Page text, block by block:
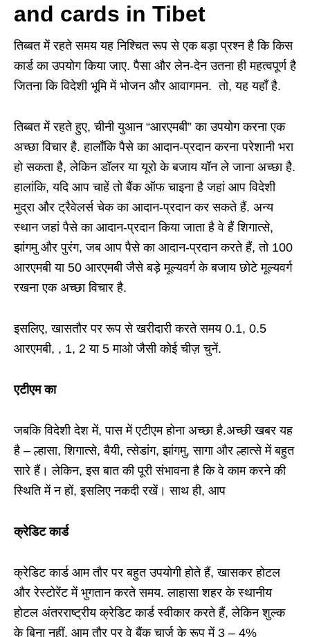
and cards in Tibet
तिब्बत में रहते समय यह निश्चित रूप से एक बड़ा प्रश्न है कि किस
कार्ड का उपयोग किया जाए. पैसा और लेन-देन उतना ही महत्वपूर्ण है
जितना कि विदेशी भूमि में भोजन और आवागमन. तो, यह यहाँ है.
तिब्बत में रहते हुए, चीनी युआन “आरएमबी” का उपयोग करना एक
अच्छा विचार है. हालाँकि पैसे का आदान-प्रदान करना परेशानी भरा
हो सकता है, लेकिन डॉलर या यूरो के बजाय यॉन ले जाना अच्छा है.
हालांकि, यदि आप चाहें तो बैंक ऑफ चाइना है जहां आप विदेशी
मुद्रा और ट्रैवेलर्स चेक का आदान-प्रदान कर सकते हैं. अन्य
स्थान जहां पैसे का आदान-प्रदान किया जाता है वे हैं शिगात्से,
झांगमु और पुरंग, जब आप पैसे का आदान-प्रदान करते हैं, तो 100
आरएमबी या 50 आरएमबी जैसे बड़े मूल्यवर्ग के बजाय छोटे मूल्यवर्ग
रखना एक अच्छा विचार है.
इसलिए, खासतौर पर रूप से खरीदारी करते समय 0.1, 0.5
आरएमबी, , 1, 2 या 5 माओ जैसी कोई चीज़ चुनें.
एटीएम का
जबकि विदेशी देश में, पास में एटीएम होना अच्छा है.अच्छी खबर यह
है – ल्हासा, शिगात्से, बैयी, त्सेडांग, झांगमु, सागा और ल्हात्से में बहुत
सारे हैं। लेकिन, इस बात की पूरी संभावना है कि वे काम करने की
स्थिति में न हों, इसलिए नकदी रखें। साथ ही, आप
क्रेडिट कार्ड
क्रेडिट कार्ड आम तौर पर बहुत उपयोगी होते हैं, खासकर होटल
और रेस्टोरेंट में भुगतान करते समय. लाहासा शहर के स्थानीय
होटल अंतरराष्ट्रीय क्रेडिट कार्ड स्वीकार करते हैं, लेकिन शुल्क
के बिना नहीं. आम तौर पर वे बैंक चार्ज के रूप में 3 – 4%